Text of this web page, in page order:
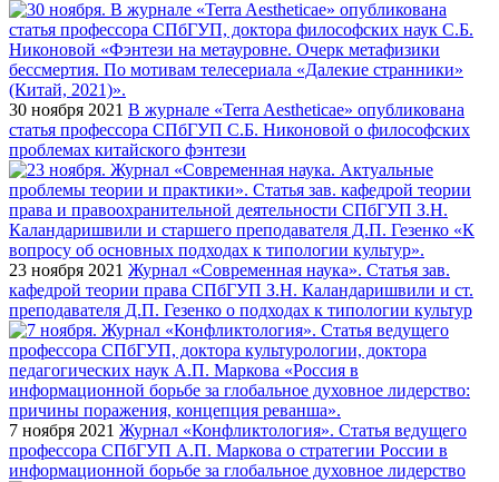
30 ноября 2021 В журнале «Terra Aestheticae» опубликована
статья профессора СПбГУП С.Б. Никоновой о философских
проблемах китайского фэнтези
23 ноября 2021 Журнал «Современная наука». Статья зав.
кафедрой теории права СПбГУП З.Н. Каландаришвили и ст.
преподавателя Д.П. Гезенко о подходах к типологии культур
7 ноября 2021 Журнал «Конфликтология». Статья ведущего
профессора СПбГУП А.П. Маркова о стратегии России в
информационной борьбе за глобальное духовное лидерство